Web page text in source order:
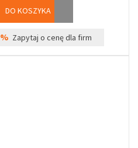
DO KOSZYKA
% Zapytaj o cenę dla firm